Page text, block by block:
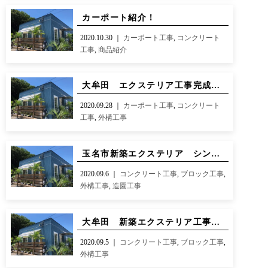
カーポート紹介！
2020.10.30 ｜ カーポート工事
コンクリート
工事 ,商品紹介
大牟田 エクステリア工事完成です！
2020.09.28 ｜ カーポート工事, コンクリート
工事,外構工事
玉名市新築エクステリア シンプルモダン
2020.09.6 ｜ コンクリート工事 ブロック工事
外構工事 ,造園工事
大牟田 新築エクステリア工事着工！！
2020.09.5 ｜ コンクリート工事 ブロック工事
外構工事